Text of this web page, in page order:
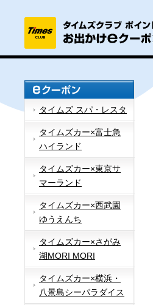
タイムズ スパ・レスタ
タイムズカー×富士急
ハイランド
タイムズカー×東京サ
マーランド
タイムズカー×西武園
ゆうえんち
タイムズカー×さがみ
湖MORI MORI
タイムズカー×横浜・
八景島シーパラダイス